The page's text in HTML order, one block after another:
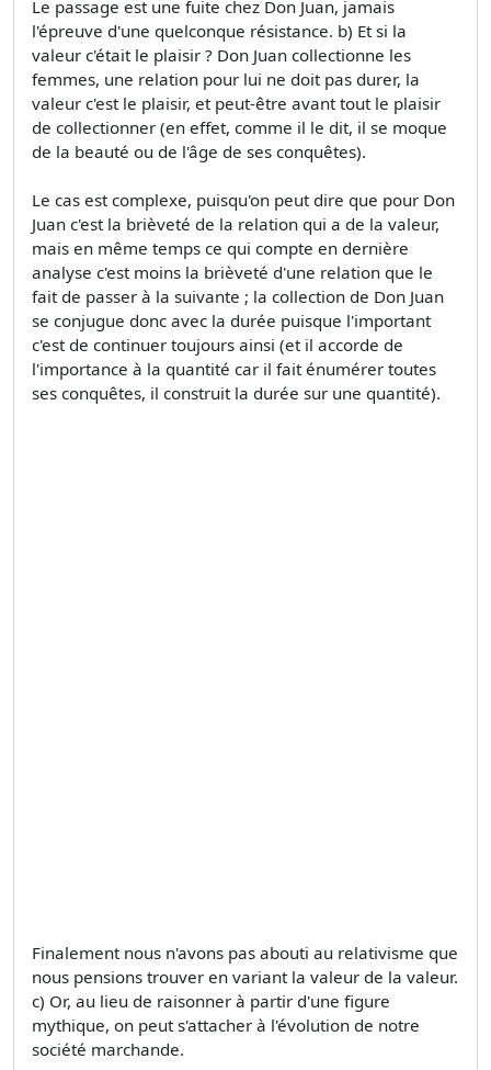
Le passage est une fuite chez Don Juan, jamais
l'épreuve d'une quelconque résistance. b) Et si la
valeur c'était le plaisir ? Don Juan collectionne les
femmes, une relation pour lui ne doit pas durer, la
valeur c'est le plaisir, et peut-être avant tout le plaisir
de collectionner (en effet, comme il le dit, il se moque
de la beauté ou de l'âge de ses conquêtes).
Le cas est complexe, puisqu'on peut dire que pour Don
Juan c'est la brièveté de la relation qui a de la valeur,
mais en même temps ce qui compte en dernière
analyse c'est moins la brièveté d'une relation que le
fait de passer à la suivante ; la collection de Don Juan
se conjugue donc avec la durée puisque l'important
c'est de continuer toujours ainsi (et il accorde de
l'importance à la quantité car il fait énumérer toutes
ses conquêtes, il construit la durée sur une quantité).
Finalement nous n'avons pas abouti au relativisme que
nous pensions trouver en variant la valeur de la valeur.
c) Or, au lieu de raisonner à partir d'une figure
mythique, on peut s'attacher à l'évolution de notre
société marchande.